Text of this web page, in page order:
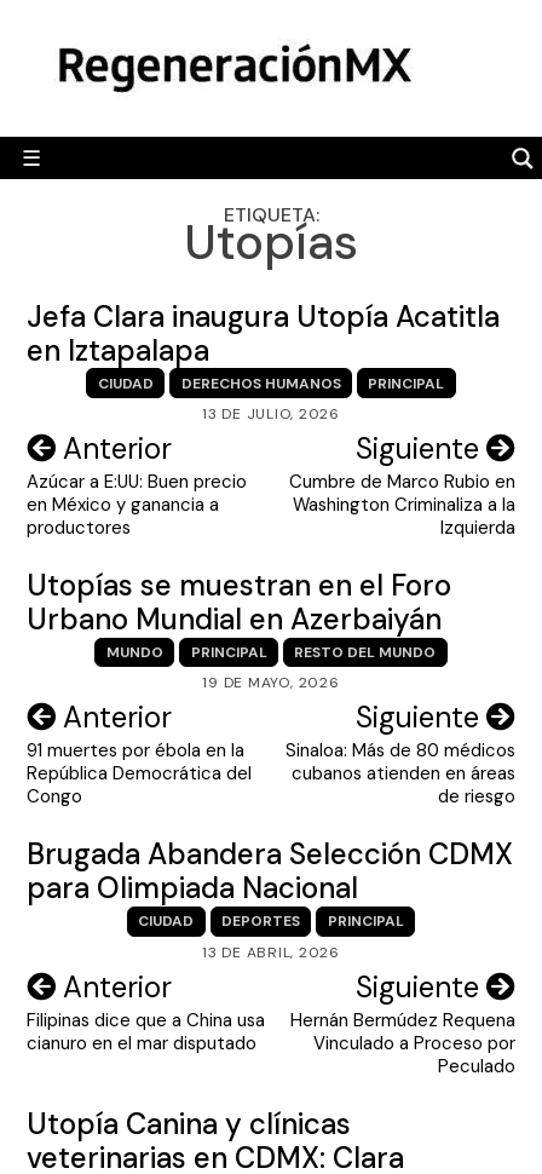
content
☰
POLÍTICA
CAMALEÓN
OPINIÓN
ENGLISH SECTION
VIDEOS
ETIQUETA:
Utopías
Jefa Clara inaugura Utopía Acatitla
en Iztapalapa
CIUDAD DERECHOS HUMANOS
PRINCIPAL
13 DE JULIO, 2026
Navegación
de
entradas
Anterior
Azúcar a E:UU: Buen precio
en México y ganancia a
productores
Siguiente
Cumbre de Marco Rubio en
Washington Criminaliza a la
Izquierda
Utopías se muestran en el Foro
Urbano Mundial en Azerbaiyán
MUNDO PRINCIPAL
RESTO DEL MUNDO
19 DE MAYO, 2026
Navegación
de
entradas
Anterior
91 muertes por ébola en la
República Democrática del
Congo
Siguiente
Sinaloa: Más de 80 médicos
cubanos atienden en áreas
de riesgo
Brugada Abandera Selección CDMX
para Olimpiada Nacional
CIUDAD DEPORTES
PRINCIPAL
13 DE ABRIL, 2026
Navegación
de
Anterior
Filipinas dice que a China usa
cianuro en el mar disputado
Siguiente
Hernán Bermúdez Requena
Vinculado a Proceso por
Peculado
Utopía Canina y clínicas
veterinarias en CDMX: Clara